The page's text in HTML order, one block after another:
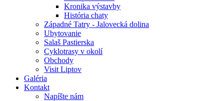
Kronika výstavby
História chaty
Západné Tatry - Jalovecká dolina
Ubytovanie
Salaš Pastierska
Cyklotrasy v okolí
Obchody
Visit Liptov
Galéria
Kontakt
Napíšte nám